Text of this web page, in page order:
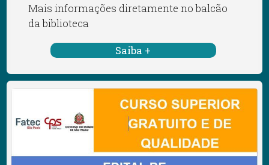
Mais informações diretamente no balcão
da biblioteca
Saiba +